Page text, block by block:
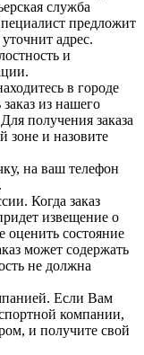
служба
предложит
адрес.
и
в городе
из нашего
получения заказа
зоне и назовите
на ваш телефон
Когда заказ
извещение о
состояние
может содержать
не должна
Если Вам
компании,
и получите свой